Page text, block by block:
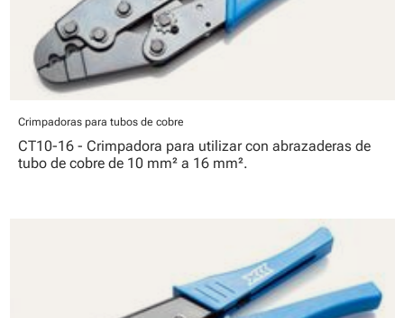
Crimpadoras para tubos de cobre
CT10-16 - Crimpadora para utilizar con abrazaderas de
tubo de cobre de 10 mm² a 16 mm².